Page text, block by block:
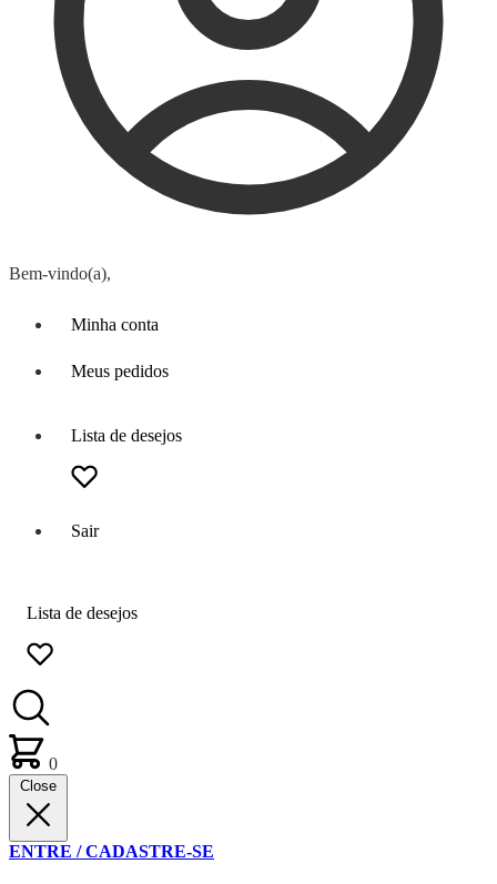
Bem-vindo(a),
Minha conta
Meus pedidos
Lista de desejos
Sair
Lista de desejos
0
Close
ENTRE / CADASTRE-SE